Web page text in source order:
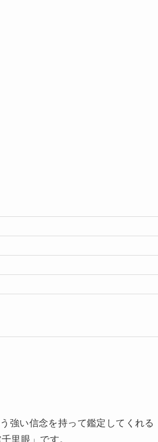
強い信念を持って鑑定してくれる
里眼」です。